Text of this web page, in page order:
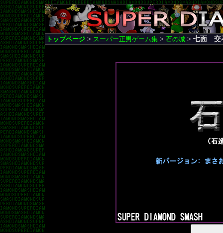
トップページ > スーパー正男ゲーム集 > 石の城 > 七面 交